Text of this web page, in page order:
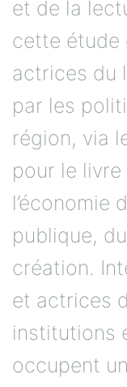
et de la
cette étude
actrices du
par les
région, via
pour le livre
l’économie
publique,
création.
et actrices
institutions
occupent